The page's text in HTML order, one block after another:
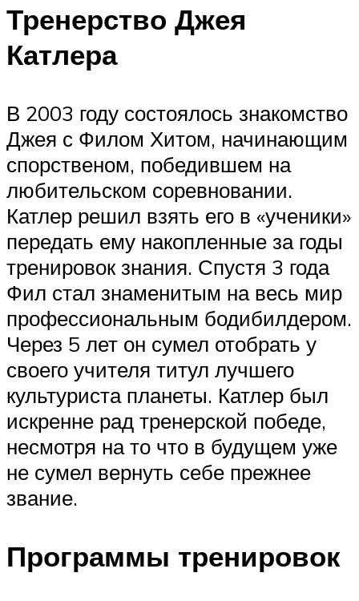
Тренерство Джея
Катлера
В 2003 году состоялось знакомство
Джея с Филом Хитом, начинающим
спорственом, победившем на
любительском соревновании.
Катлер решил взять его в «ученики»
передать ему накопленные за годы
тренировок знания. Спустя 3 года
Фил стал знаменитым на весь мир
профессиональным бодибилдером.
Через 5 лет он сумел отобрать у
своего учителя титул лучшего
культуриста планеты. Катлер был
искренне рад тренерской победе,
несмотря на то что в будущем уже
не сумел вернуть себе прежнее
звание.
Программы тренировок